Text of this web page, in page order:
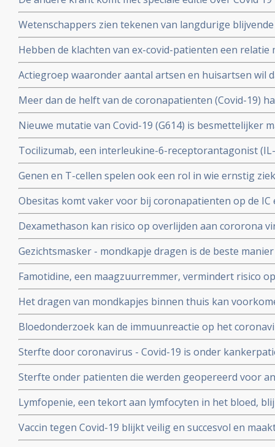
kritische artikelen die zeker ook gelezen zouden
Wetenschappers zien tekenen van langdurige
coronavirus - Covid-19, zelfs na milde infecties. Blijkt
Hebben de klachten van ex-covid-patienten een relatie
vermoeidheidssyndroom? Er zijn wel heel veel
wetenschappers
Actiegroep waaronder aantal artsen en huisartsen wil
mogelijkheid moet krijgen om de huisarts te vragen
standaard aanpak voor covid-19 zoals die nu geldt.
Meer dan de helft van de coronapatienten (Covid-19)
hoest (84%), koorts (80%), spierpijn (63%), koude
hoofdpijn (59%), en kortademigheid (57%)
Nieuwe mutatie van Covid-19 (G614) is besmettelijker
verklaart hoge aantal besmettingen in USA. En
D614 van het Covid-19 virus over zodra deze kruisen.
Tocilizumab, een interleukine-6-receptorantagonist
verbetert overleving, minder mechanische beademing
klachten van patienten met het cytokine-release-
COVID-19
Genen en T-cellen spelen ook een rol in wie ernstig
minder ziek blijkt uit verschillende nieuwe studies
Obesitas komt vaker voor bij coronapatienten op de
met de algehele bevolking in Frankrijk. Ook elders is
te krijgen
Dexamethason kan risico op overlijden aan cororona
wanneer patienten eenmaal aan de beademing liggen.
Gezichtsmasker - mondkapje dragen is de beste
coronavirus - Covid-19 te verminderen. Blijkt uit grote
Famotidine, een maagzuurremmer, vermindert risico
COVID-19, en voorkomt dat er mechanisch beademd
onder 1000 coronapatienten
Het dragen van mondkapjes binnen thuis kan
besmet worden met het coronavirus - COVID-19 blijkt
Bloedonderzoek kan de immuunreactie op het
volgen en voorspellen hoe de ziekte zich zal
Sterfte door coronavirus - Covid-19 is onder
met mensen zonder kanker maar voor extra risico
bewijs. Blijkt uit grote internationale studie.
Sterfte onder patienten die werden geopereerd voor
beduidend hoger bij mensen die vooraf of binnen een
met het coronavirus - Covid-19 blijkt uit grote
Lymfopenie, een tekort aan lymfocyten in het bloed,
ernst van klachten en sterfterisico bij patienten
19
Vaccin tegen Covid-19 blijkt veilig en succesvol en
van de 108 deelnemers aan Chinese studie